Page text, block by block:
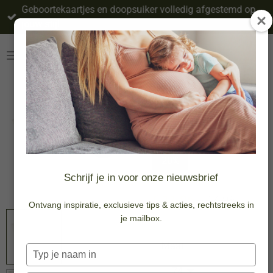
Schrijf je in voor onze nieuwsbrief
Ontvang inspiratie, exclusieve tips & acties, rechtstreeks in
je mailbox.
Typ
je
Ga
direct
de
hoofdinhoud
Geboortekaartjes en doopsuiker volledig afgestemd op
Shirt korte
mouw - Wit -
Bloemen
€ 11,96 € 14,95
Maat